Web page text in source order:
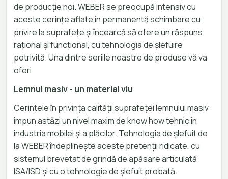
de producție noi. WEBER se preocupă intensiv cu
aceste cerințe aflate în permanentă schimbare cu
privire la suprafețe și încearcă să ofere un răspuns
rațional și funcțional, cu tehnologia de șlefuire
potrivită. Una dintre seriile noastre de produse vă va
oferi
Lemnul masiv - un material viu
Cerințele în privința calității suprafeței lemnului masiv
impun astăzi un nivel maxim de know how tehnic în
industria mobilei și a plăcilor. Tehnologia de șlefuit de
la WEBER îndeplinește aceste pretenții ridicate, cu
sistemul brevetat de grindă de apăsare articulată
ISA/ISD și cu o tehnologie de șlefuit probată.